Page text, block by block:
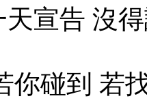
天宣告 沒
你碰到 若